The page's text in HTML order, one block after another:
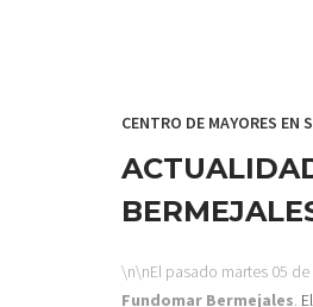
CENTRO DE MAYORES EN
\n\nEl pasado martes 05
Fundomar Bermejales.